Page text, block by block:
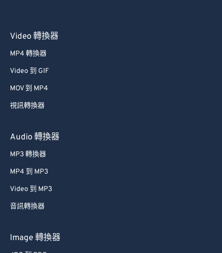
Video 轉換器
MP4 轉換器
Video 到 GIF
MOV 到 MP4
視訊轉換器
Audio 轉換器
MP3 轉換器
MP4 到 MP3
Video 到 MP3
音訊轉換器
Image 轉換器